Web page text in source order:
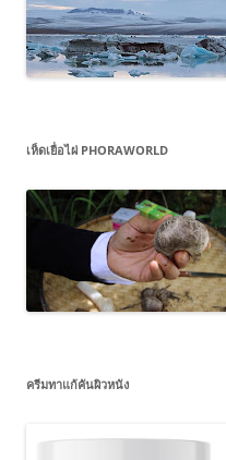
เห็ดเยื่อไผ่ PHORAWORLD
ครีมทาแก้คันผิวหนัง